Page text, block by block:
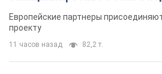
Видео
Европейские партнеры
проекту
11 часов назад 82,2 т.